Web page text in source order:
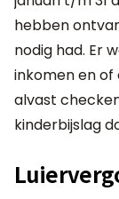
hebben
nodig had. Er
inkomen en of
alvast
kinderbijslag